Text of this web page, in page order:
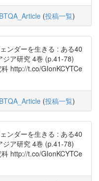
(投稿一覧)
ンダーを生きる : ある40
ジア研究 4巻 (p.41-78)
http://t.co/GIonKCYTCe
(投稿一覧)
ンダーを生きる : ある40
ジア研究 4巻 (p.41-78)
http://t.co/GIonKCYTCe